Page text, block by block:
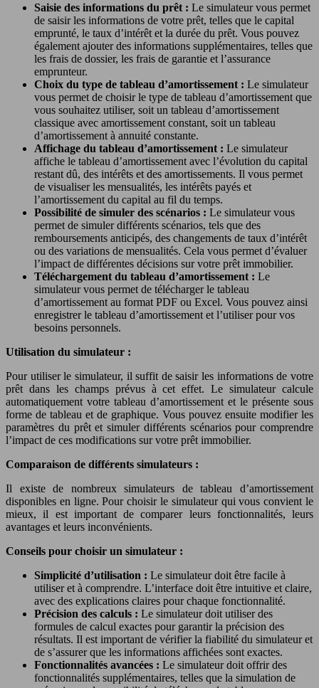
Saisie des informations du prêt : Le simulateur vous permet
de saisir les informations de votre prêt, telles que le capital
emprunté, le taux d’intérêt et la durée du prêt. Vous pouvez
également ajouter des informations supplémentaires, telles que
les frais de dossier, les frais de garantie et l’assurance
emprunteur.
Choix du type de tableau d’amortissement : Le simulateur
vous permet de choisir le type de tableau d’amortissement que
vous souhaitez utiliser, soit un tableau d’amortissement
classique avec amortissement constant, soit un tableau
d’amortissement à annuité constante.
Affichage du tableau d’amortissement : Le simulateur
affiche le tableau d’amortissement avec l’évolution du capital
restant dû, des intérêts et des amortissements. Il vous permet
de visualiser les mensualités, les intérêts payés et
l’amortissement du capital au fil du temps.
Possibilité de simuler des scénarios : Le simulateur vous
permet de simuler différents scénarios, tels que des
remboursements anticipés, des changements de taux d’intérêt
ou des variations de mensualités. Cela vous permet d’évaluer
l’impact de différentes décisions sur votre prêt immobilier.
Téléchargement du tableau d’amortissement : Le
simulateur vous permet de télécharger le tableau
d’amortissement au format PDF ou Excel. Vous pouvez ainsi
enregistrer le tableau d’amortissement et l’utiliser pour vos
besoins personnels.
Utilisation du simulateur :
Pour utiliser le simulateur, il suffit de saisir les informations de votre
prêt dans les champs prévus à cet effet. Le simulateur calcule
automatiquement votre tableau d’amortissement et le présente sous
forme de tableau et de graphique. Vous pouvez ensuite modifier les
paramètres du prêt et simuler différents scénarios pour comprendre
l’impact de ces modifications sur votre prêt immobilier.
Comparaison de différents simulateurs :
Il existe de nombreux simulateurs de tableau d’amortissement
disponibles en ligne. Pour choisir le simulateur qui vous convient le
mieux, il est important de comparer leurs fonctionnalités, leurs
avantages et leurs inconvénients.
Conseils pour choisir un simulateur :
Simplicité d’utilisation : Le simulateur doit être facile à
utiliser et à comprendre. L’interface doit être intuitive et claire,
avec des explications claires pour chaque fonctionnalité.
Précision des calculs : Le simulateur doit utiliser des
formules de calcul exactes pour garantir la précision des
résultats. Il est important de vérifier la fiabilité du simulateur et
de s’assurer que les informations affichées sont exactes.
Fonctionnalités avancées : Le simulateur doit offrir des
fonctionnalités supplémentaires, telles que la simulation de